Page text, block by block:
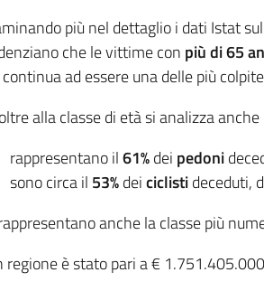
più nel dettaglio i dati Istat
che le vittime con più di 65
ad essere una delle più
alla classe di età si analizza anche
rappresentano il61%dei pedoni
sono circa il 53%deiciclistideceduti,
anche la classe più
regione è stato pari a €